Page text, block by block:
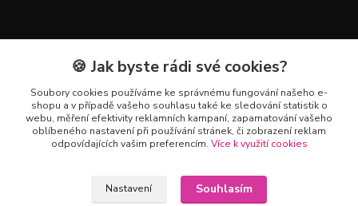
Kontakty
+420 602 223 614
info@zahradnictvipetro.cz
🍪 Jak byste rádi své cookies?
Soubory cookies používáme ke správnému fungování našeho e-
shopu a v případě vašeho souhlasu také ke sledování statistik o
webu, měření efektivity reklamních kampaní, zapamatování vašeho
oblíbeného nastavení při používání stránek, či zobrazení reklam
odpovídajících vašim preferencím. Více k využití cookies
Nastavení Souhlasím